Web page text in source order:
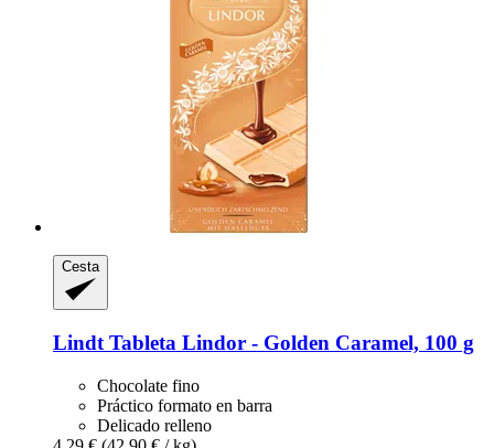
Cesta
LindtTableta Lindor -​ Golden Caramel, 100 g
Chocolate fino
Práctico formato en barra
Delicado relleno